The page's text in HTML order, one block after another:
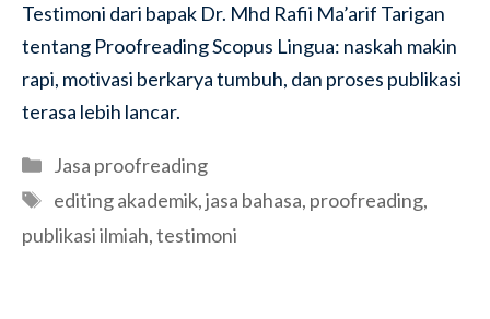
Testimoni dari bapak Dr. Mhd Rafii Ma’arif Tarigan
tentang Proofreading Scopus Lingua: naskah makin
rapi, motivasi berkarya tumbuh, dan proses publikasi
terasa lebih lancar.
Categories
Jasa proofreading
Tags
editing akademik,jasa bahasa, proofreading,
publikasi ilmiah,testimoni